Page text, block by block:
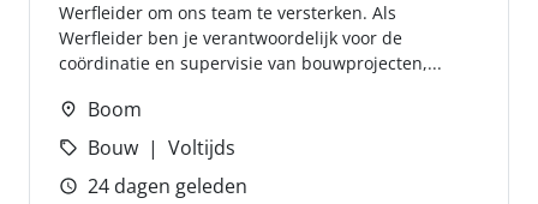
Werfleider om ons team te versterken. Als
Werfleider ben je verantwoordelijk voor de
coördinatie en supervisie van bouwprojecten,...
Boom
Bouw
Voltijds
24 dagen geleden